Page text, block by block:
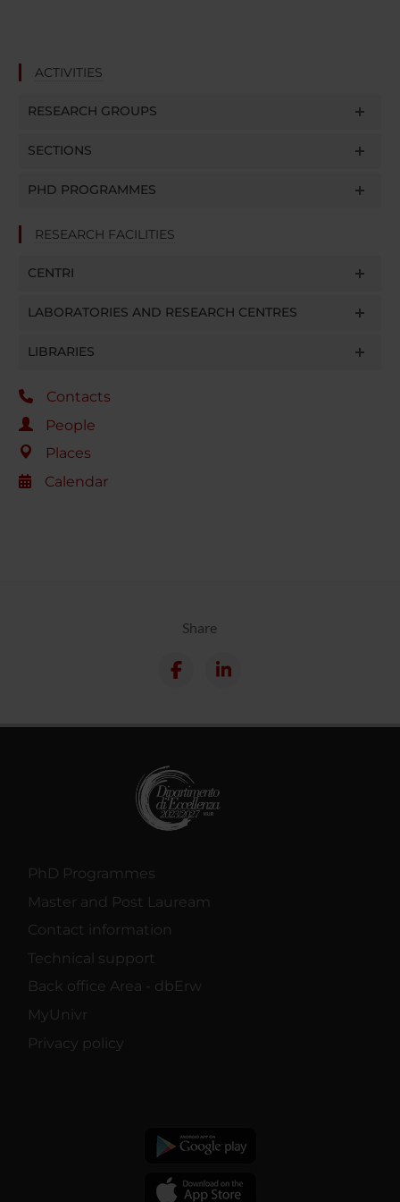
ACTIVITIES
RESEARCH GROUPS
SECTIONS
PHD PROGRAMMES
RESEARCH FACILITIES
CENTRI
LABORATORIES AND RESEARCH CENTRES
LIBRARIES
Contacts
People
Places
Calendar
Share
PhD Programmes
Master and Post Lauream
Contact information
Technical support
Back office Area - dbErw
MyUnivr
Privacy policy